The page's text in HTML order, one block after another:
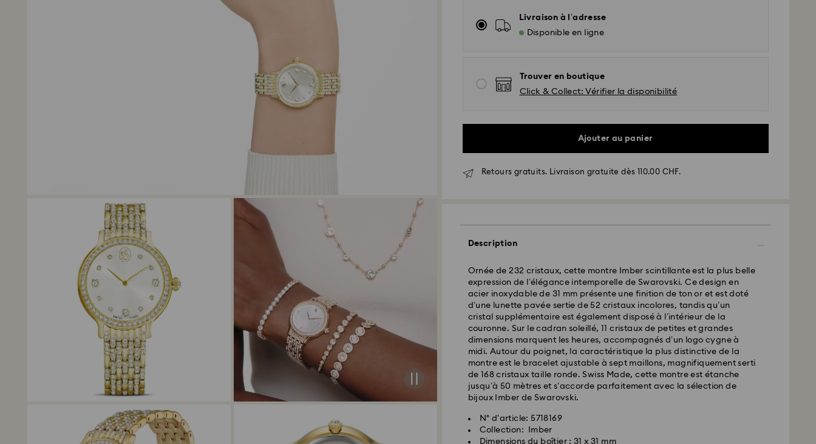
Livraison à l’adresse
Disponible en ligne
Trouver en boutique
Click & Collect: Vérifier la disponibilité
Ajouter au panier
Retours gratuits. Livraison gratuite dès 110.00 CHF.
Description
Ornée de 232 cristaux, cette montre Imber scintillante est la plus belle
expression de l’élégance intemporelle de Swarovski. Ce design en
acier inoxydable de 31 mm présente une finition de ton or et est doté
d’une lunette pavée sertie de 52 cristaux incolores, tandis qu’un
cristal supplémentaire est également disposé à l’intérieur de la
couronne. Sur le cadran soleillé, 11 cristaux de petites et grandes
dimensions marquent les heures, accompagnés d’un logo cygne à
midi. Autour du poignet, la caractéristique la plus distinctive de la
montre est le bracelet ajustable à sept maillons, magnifiquement serti
de 168 cristaux taille ronde. Swiss Made, cette montre est étanche
jusqu’à 50 mètres et s’accorde parfaitement avec la sélection de
bijoux Imber de Swarovski.
N° d'article: 5718169
Collection: Imber
Dimensions du boîtier : 31 x 31 mm
Livraison standard - SwissPost
Les commandes passées du lundi au vendredi avant 17:00 HEC
seront traitées et expédiées le même jour ouvrable
Délai de livraison standard: 2 jours ouvrables après traitement et
Frais de livraison standard: CHF 8.95
Livraison standard offerte à partir de : CHF 110